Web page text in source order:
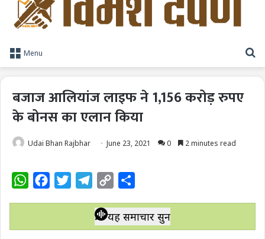
Menu
बजाज आलियांज लाइफ ने 1,156 करोड़ रुपए
के बोनस का एलान किया
Udai Bhan Rajbhar June 23, 2021 0 2 minutes read
W
t
e
t
l
e
p
y
a
r
यह समाचार सुनें